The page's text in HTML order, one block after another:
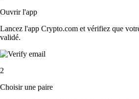
Ouvrir l'app
Lancez l'app Crypto.com et vérifiez que
validé.
2
Choisir une paire